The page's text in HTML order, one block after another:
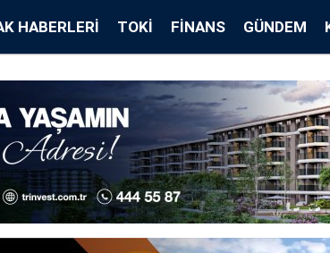
HABERLERI TOKİ FINANS GÜNDEM